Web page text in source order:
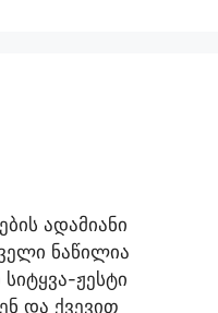
ადამიანი
ნაწილია
ჟესტი
და ქვევით